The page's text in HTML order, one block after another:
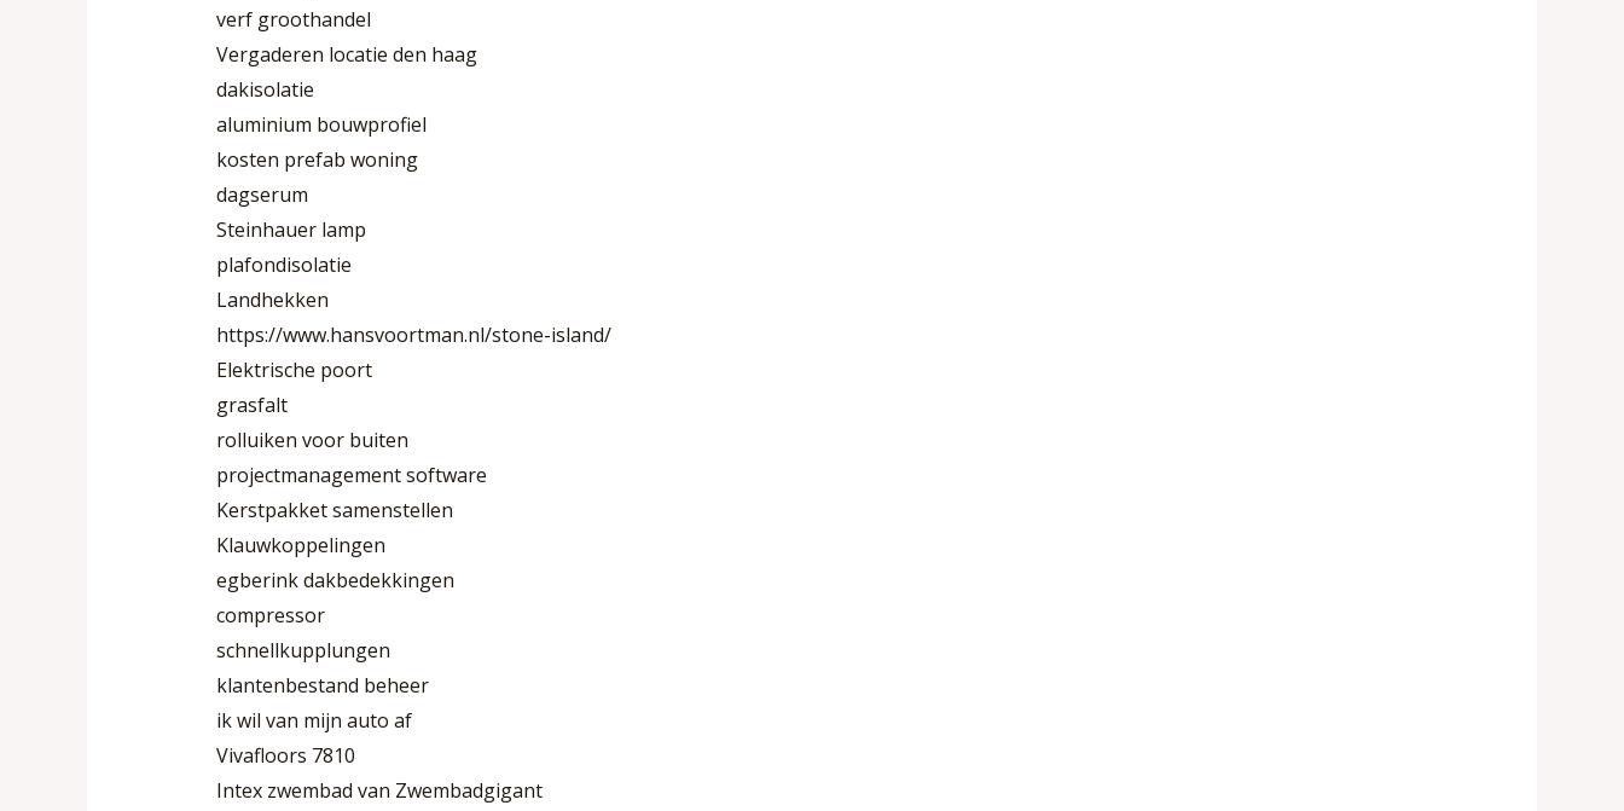
verf groothandel
Vergaderen locatie den haag
dakisolatie
aluminium bouwprofiel
kosten prefab woning
dagserum
Steinhauer lamp
plafondisolatie
Landhekken
https://www.hansvoortman.nl/stone-island/
Elektrische poort
grasfalt
rolluiken voor buiten
projectmanagement software
Kerstpakket samenstellen
Klauwkoppelingen
egberink dakbedekkingen
compressor
schnellkupplungen
klantenbestand beheer
ik wil van mijn auto af
Vivafloors 7810
Intex zwembad van Zwembadgigant